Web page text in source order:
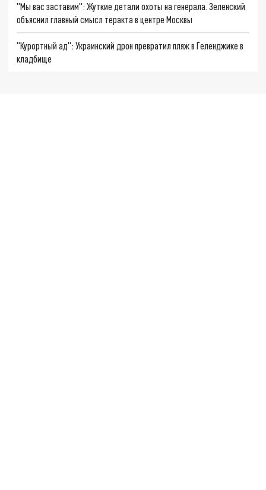
"Мы вас заставим": Жуткие детали охоты на генерала. Зеленский
объяснил главный смысл теракта в центре Москвы
"Курортный ад": Украинский дрон превратил пляж в Геленджике в
кладбище